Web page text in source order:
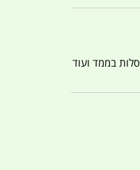
בממד ועוד